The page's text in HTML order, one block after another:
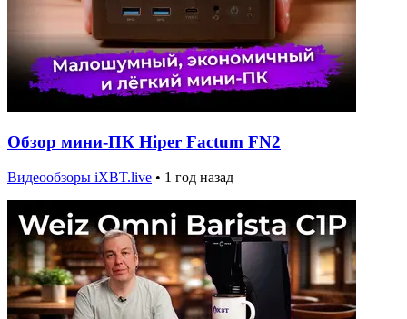
Обзор мини-ПК Hiper Factum FN2
Видеообзоры iXBT.live • 1 год назад